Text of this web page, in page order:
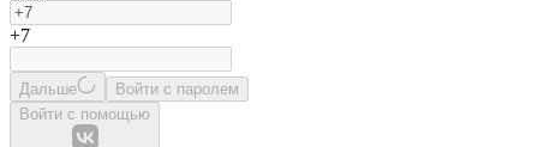
+7
Дальше
Войти с паролем
Войти с помощью